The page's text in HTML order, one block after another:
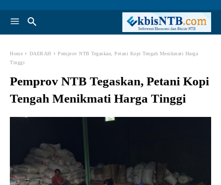
Home DAERAH
Pemprov NTB Tegaskan, Petani Kopi Tengah Menikmati Harga
Tinggi
Pemprov NTB Tegaskan, Petani Kopi
Tengah Menikmati Harga Tinggi